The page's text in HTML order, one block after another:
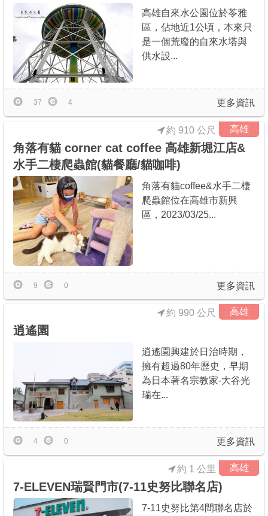
高雄自來水公園位於苓雅
區，佔地近1公頃，本來只
是一個荒廢的自來水塔與
供水設...
更多資訊
37 4
高雄
角落有貓 corner cat coffee 高雄新堀江店&
水手二棲爬蟲館(貓餐廳/貓咖啡)
約 910 公尺
角落有貓coffee&水手二棲
爬蟲館位在高雄市新興
區，2023/03/25...
更多資訊
9 0
高雄
逍遙園
約 990 公尺
逍遙園興建於日治時期，
擁有超過80年歷史，早期
為日本著名宗教家-大谷光
瑞在...
更多資訊
4 0
高雄
7-ELEVEN瑞賢門市(7-11史努比聯名店)
約 1 公里
7-11史努比第4間聯名店於